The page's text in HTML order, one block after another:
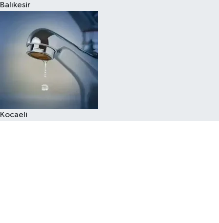
Balıkesir
Kocaeli